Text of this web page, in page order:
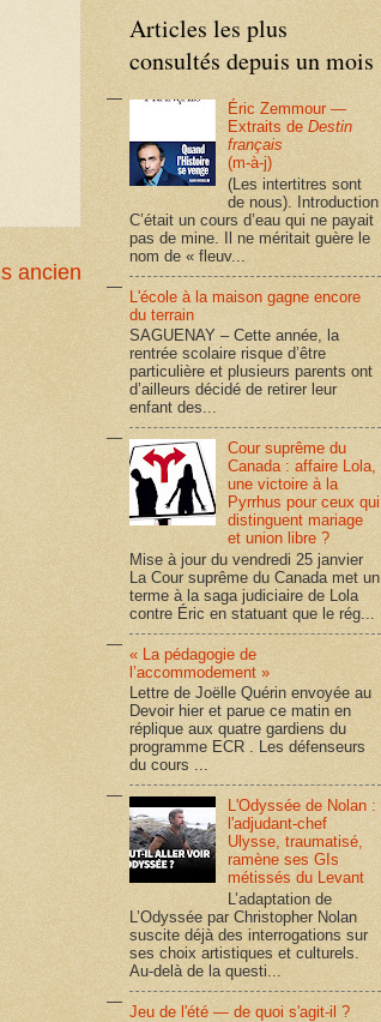
ancien
Articles les plus
consultés depuis un mois
Éric Zemmour —
Extraits deDestin
français
(m-à-j)
(Les intertitres sont
de nous). Introduction
C’était un cours d’eau qui ne payait
pas de mine. Il ne méritait guère le
nom de « fleuv...
L'école à la maison gagne encore
du terrain
SAGUENAY – Cette année, la
rentrée scolaire risque d’être
particulière et plusieurs parents ont
d’ailleurs décidé de retirer leur
enfant des...
Cour suprême du
Canada : affaire Lola,
une victoire à la
Pyrrhus pour ceux qui
distinguent mariage
et union libre ?
Mise à jour du vendredi 25 janvier
La Cour suprême du Canada met un
terme à la saga judiciaire de Lola
contre Éric en statuant que le rég...
« La pédagogie de
l’accommodement »
Lettre de Joëlle Quérin envoyée au
Devoir hier et parue ce matin en
réplique aux quatre gardiens du
programme ECR . Les défenseurs
du cours ...
L'Odyssée de Nolan :
l'adjudant-chef
Ulysse, traumatisé,
ramène ses GIs
métissés du Levant
L’adaptation de
L’Odyssée par Christopher Nolan
suscite déjà des interrogations sur
ses choix artistiques et culturels.
Au-delà de la questi...
Jeu de l'été — de quoi s'agit-il ?